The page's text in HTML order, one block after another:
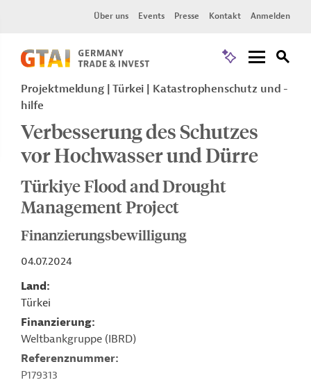
Über uns Events Presse Kontakt Anmelden
Projektmeldung Türkei
Katastrophenschutz und -
hilfe
Verbesserung des Schutzes
vor Hochwasser und Dürre
Türkiye Flood and Drought
Management Project
Finanzierungsbewilligung
04.07.2024
Land
Türkei
Finanzierung
Weltbankgruppe (IBRD)
Referenznummer
P179313